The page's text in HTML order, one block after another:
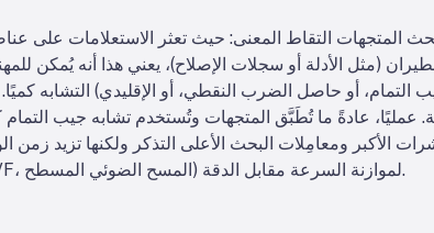
المتجهات التقاط المعنى: حيث تعثر الاستعلامات على
(مثل الأدلة أو سجلات الإصلاح)، يعني هذا أنه يُمكن
أو حاصل الضرب النقطي، أو الإقليدي) التشابه
عادةً ما تُطَبَّق المتجهات وتُستخدم تشابه جيب
الأكبر ومعامِلات البحث الأعلى التذكر ولكنها تزيد زمن
مؤشرات قابلة للضبط (HNSW، IVF، المسح الضوئي المسطح) لموازنة السرعة مقابل الدقة.